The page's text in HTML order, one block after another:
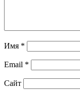
Имя *
Email *
Сайт